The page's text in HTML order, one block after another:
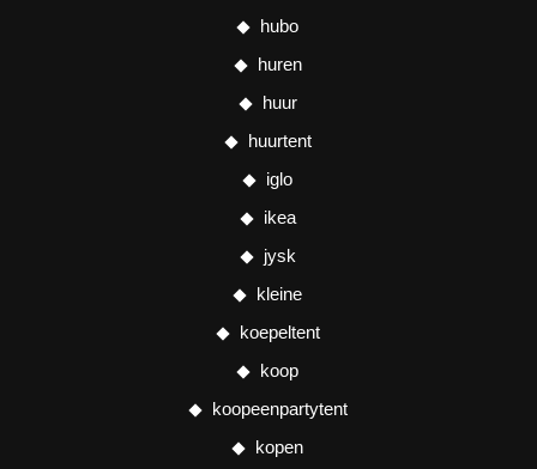
hubo
huren
huur
huurtent
iglo
ikea
jysk
kleine
koepeltent
koop
koopeenpartytent
kopen